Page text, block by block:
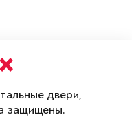
двери,
защищены.